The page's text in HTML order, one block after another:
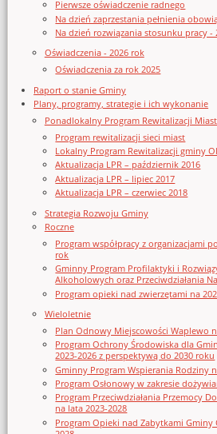
Pierwsze oświadczenie radnego
Na dzień zaprzestania pełnienia
Na dzień rozwiązania stosunku pracy -
Oświadczenia - 2026 rok
Oświadczenia za rok 2025
Raport o stanie Gminy
Plany, programy, strategie i ich wykonanie
Ponadlokalny Program Rewitalizacji
Program rewitalizacji sieci miast
Lokalny Program Rewitalizacji gminy
Aktualizacja LPR – październik 2016
Aktualizacja LPR – lipiec 2017
Aktualizacja LPR – czerwiec 2018
Strategia Rozwoju Gminy
Roczne
Program współpracy z organizacjami
rok
Gminny Program Profilaktyki i
Alkoholowych oraz Przeciwdziałania
Program opieki nad zwierzętami na
Wieloletnie
Plan Odnowy Miejscowości Waplewo
Program Ochrony Środowiska dla
2023-2026 z perspektywą do 2030 roku
Gminny Program Wspierania Rodziny
Program Osłonowy w zakresie
Program Przeciwdziałania Przemocy
na lata 2023-2028
Program Opieki nad Zabytkami Gminy